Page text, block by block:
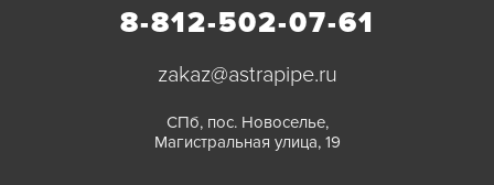
8-812-502-07-61
zakaz@astrapipe.ru
СПб, пос. Новоселье,
Магистральная улица, 19